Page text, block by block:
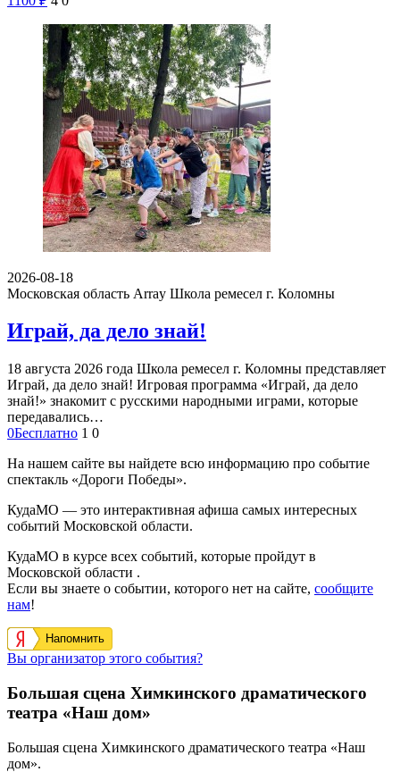
2026-08-18
Московская область Array Школа ремесел г. Коломны
Играй, да дело знай!
18 августа 2026 года Школа ремесел г. Коломны представляет
Играй, да дело знай! Игровая программа «Играй, да дело
знай!» знакомит с русскими народными играми, которые
передавались…
0Бесплатно 1 0
На нашем сайте вы найдете всю информацию про событие
спектакль «Дороги Победы».
КудаМО — это интерактивная афиша самых интересных
событий Московской области.
КудаМО в курсе всех событий, которые пройдут в
Московской области .
Если вы знаете о событии, которого нет на сайте, сообщите
нам!
Напомнить
Вы организатор этого события?
Большая сцена Химкинского драматического
театра «Наш дом»
Большая сцена Химкинского драматического театра «Наш
дом».